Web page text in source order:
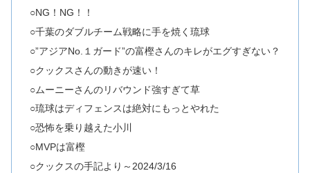
○NG！NG！！
○千葉のダブルチーム戦略に手を焼く琉球
○”アジアNo.１ガード”の富樫さんのキレがエグすぎない？
○クックスさんの動きが速い！
○ムーニーさんのリバウンド強すぎて草
○琉球はディフェンスは絶対にもっとやれた
○恐怖を乗り越えた小川
○MVPは富樫
○クックスの手記より～2024/3/16